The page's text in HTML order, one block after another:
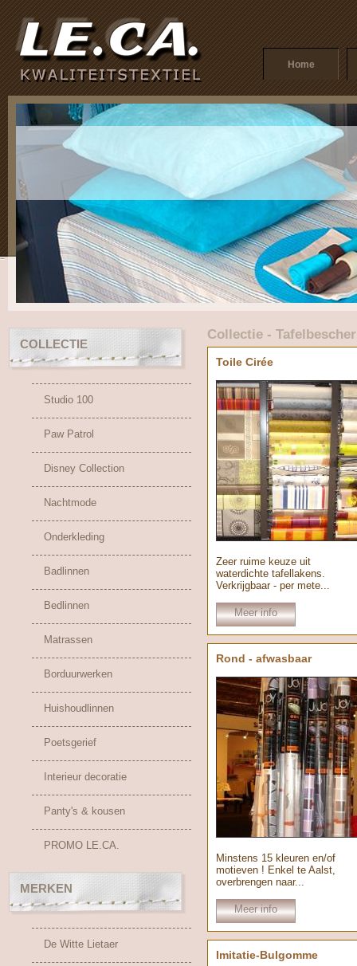
Home
COLLECTIE
Studio 100
Paw Patrol
Disney Collection
Nachtmode
Onderkleding
Badlinnen
Bedlinnen
Matrassen
Borduurwerken
Huishoudlinnen
Poetsgerief
Interieur decoratie
Panty's & kousen
PROMO LE.CA.
MERKEN
De Witte Lietaer
Collectie -
Toile Cirée
Zeer ruime keuze uit
waterdichte tafellakens.
Verkrijgbaar - per mete...
Meer info
Rond - afwasbaar
Minstens 15 kleuren en/of
motieven ! Enkel te Aalst,
overbrengen naar...
Meer info
Imitatie-Bulgomme